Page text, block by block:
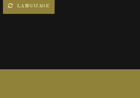
LANGUAGE